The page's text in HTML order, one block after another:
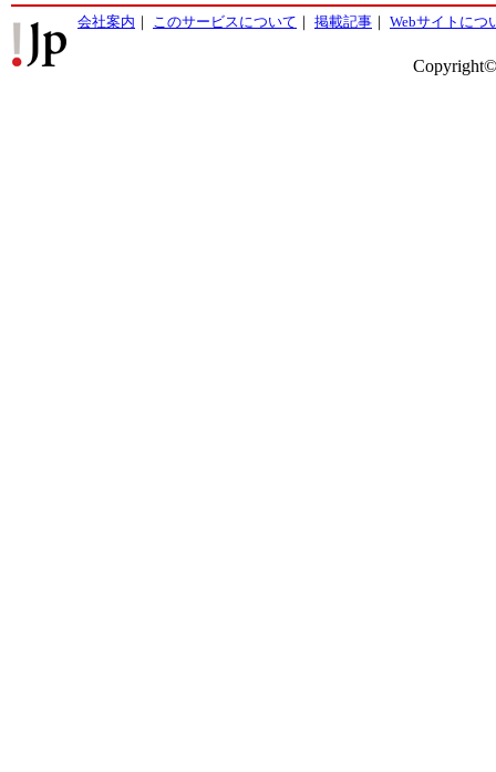
会社案内 ｜ このサービスについて ｜ 掲載記事 ｜ Webサイトにつ